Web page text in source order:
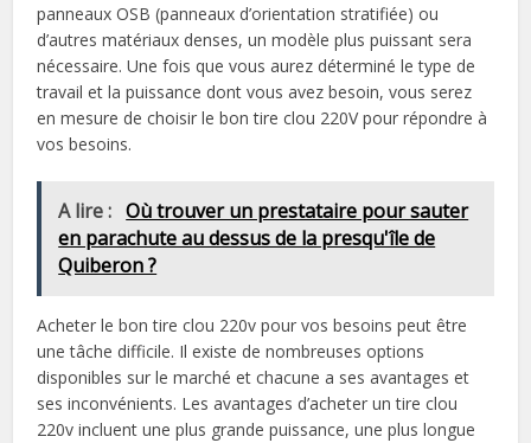
panneaux OSB (panneaux d’orientation stratifiée) ou
d’autres matériaux denses, un modèle plus puissant sera
nécessaire. Une fois que vous aurez déterminé le type de
travail et la puissance dont vous avez besoin, vous serez
en mesure de choisir le bon tire clou 220V pour répondre à
vos besoins.
A lire : Où trouver un prestataire pour sauter
en parachute au dessus de la presqu'île de
Quiberon ?
Acheter le bon tire clou 220v pour vos besoins peut être
une tâche difficile. Il existe de nombreuses options
disponibles sur le marché et chacune a ses avantages et
ses inconvénients. Les avantages d’acheter un tire clou
220v incluent une plus grande puissance, une plus longue